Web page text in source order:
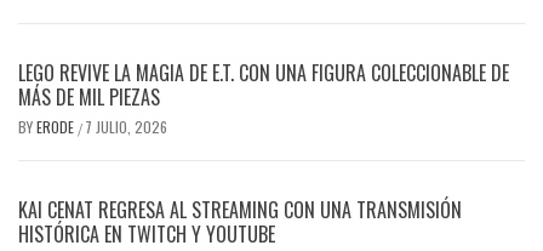
LEGO REVIVE LA MAGIA DE E.T. CON UNA FIGURA COLECCIONABLE DE
MÁS DE MIL PIEZAS
BYERODE / 7 JULIO, 2026
KAI CENAT REGRESA AL STREAMING CON UNA TRANSMISIÓN
HISTÓRICA EN TWITCH Y YOUTUBE